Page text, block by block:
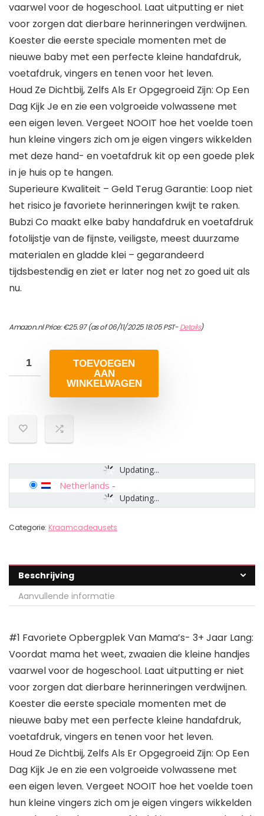
vaarwel voor de hogeschool. Laat uitputting er niet
voor zorgen dat dierbare herinneringen verdwijnen.
Koester die eerste speciale momenten met de
nieuwe baby met een perfecte kleine handafdruk,
voetafdruk, vingers en tenen voor het leven.
Houd Ze Dichtbij, Zelfs Als Er Opgegroeid Zijn: Op Een
Dag Kijk Je en zie een volgroeide volwassene met
een eigen leven. Vergeet NOOIT hoe het voelde toen
hun kleine vingers zich om je eigen vingers wikkelden
met deze hand- en voetafdruk kit op een goede plek
in je huis op te hangen.
Superieure Kwaliteit – Geld Terug Garantie: Loop niet
het risico je favoriete herinneringen kwijt te raken.
Bubzi Co maakt elke baby handafdruk en voetafdruk
fotolijstje van de fijnste, veiligste, meest duurzame
materialen en gladde klei – gegarandeerd
tijdsbestendig en ziet er later nog net zo goed uit als
nu.
Amazon.nl Price:€25.97(as of 06/11/2025 18:05 PST-Details)
TOEVOEGEN
AAN
WINKELWAGEN
Updating...
Updating...
Netherlands -
Categorie: Kraamcadeausets
Beschrijving
Aanvullende informatie
#1 Favoriete Opbergplek Van Mama’s- 3+ Jaar Lang:
Voordat mama het weet, zwaaien die kleine handjes
vaarwel voor de hogeschool. Laat uitputting er niet
voor zorgen dat dierbare herinneringen verdwijnen.
Koester die eerste speciale momenten met de
nieuwe baby met een perfecte kleine handafdruk,
voetafdruk, vingers en tenen voor het leven.
Houd Ze Dichtbij, Zelfs Als Er Opgegroeid Zijn: Op Een
Dag Kijk Je en zie een volgroeide volwassene met
een eigen leven. Vergeet NOOIT hoe het voelde toen
hun kleine vingers zich om je eigen vingers wikkelden